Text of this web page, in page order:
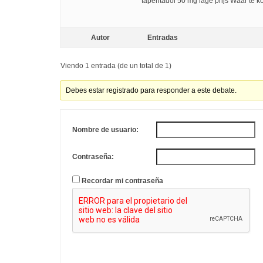
Autor Entradas
Viendo 1 entrada (de un total de 1)
Debes estar registrado para responder a este debate.
Nombre de usuario:
Contraseña:
Recordar mi contraseña